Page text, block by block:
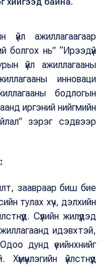
ажиллагаагаар
болгох нь” “Ирээдүй
үйл ажиллагааны
инноваци
бодлогын
иргэний нийгмийн
зэрэг сэдвээр
заавраар биш бие
тулах хүч, дэлхийн
Сүүлийн жилүүдэд
ажиллагаанд идэвхтэй,
дунд үеийнхнийг
үйлстнүүд